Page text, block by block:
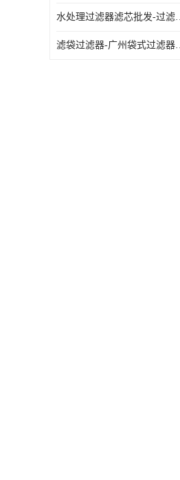
水处理过滤器
滤袋过滤器-